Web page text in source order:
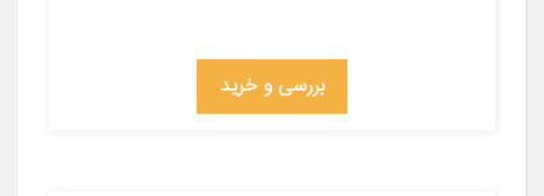
بررسی و خرید